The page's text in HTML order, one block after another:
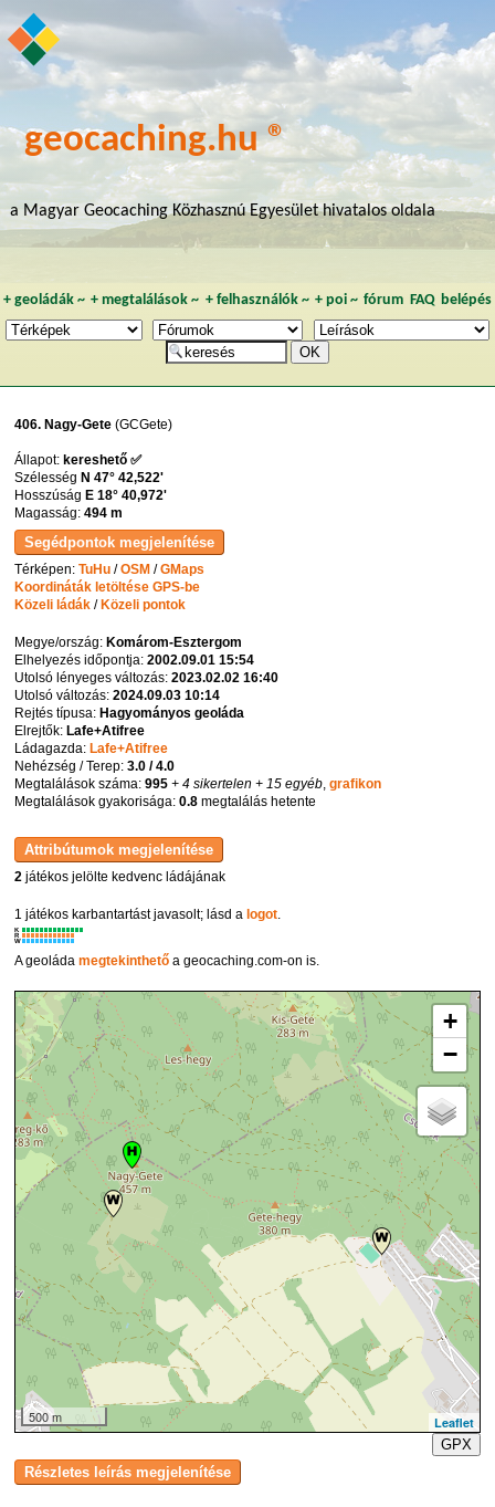
geocaching.hu ®
a Magyar Geocaching Közhasznú Egyesület hivatalos oldala
+ geoládák~ +megtalálások ~ + felhasználók~ + poi~ fórum FAQ belépés
406. Nagy-Gete (GCGete)
Állapot: kereshető ✅
Szélesség N 47° 42,522'
Hosszúság E 18° 40,972'
Magasság:494 m
Térképen:TuHu /OSM /GMaps
Koordináták letöltése GPS-be
Közeli ládák / Közeli pontok
Megye/ország: Komárom-Esztergom
Elhelyezés időpontja:2002.09.01 15:54
Utolsó lényeges változás:2023.02.02 16:40
Utolsó változás:2024.09.03 10:14
Rejtés típusa: Hagyományos geoláda
Elrejtők: Lafe+Atifree
Ládagazda: Lafe+Atifree
Nehézség / Terep:3.0 / 4.0
Megtalálások száma:995 + 4 sikertelen + 15 egyéb,grafikon
Megtalálások gyakorisága:0.8 megtalálás hetente
2 játékos jelölte kedvenc ládájának
1 játékos karbantartást javasolt; lásd a logot.
K
R
W
A geoládamegtekinthető a geocaching.com-on is.
+
−
500 m
Leaflet
GPX